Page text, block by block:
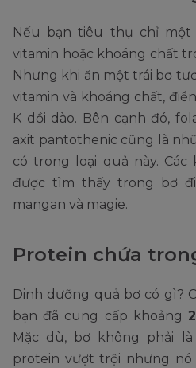
Nếu bạn tiêu thụ chỉ một
vitamin hoặc khoáng chất
Nhưng khi ăn một trái bơ
vitamin và khoáng chất,
K dồi dào. Bên cạnh đó,
axit pantothenic cũng là
có trong loại quả này.
được tìm thấy trong bơ
mangan và magie.
Protein chứa
Dinh dưỡng quả bơ có gì?
bạn đã cung cấp khoảng
Mặc dù, bơ không phải
protein vượt trội nhưng nó